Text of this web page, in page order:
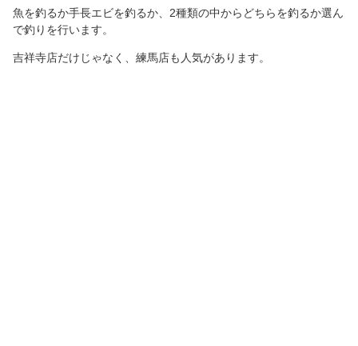
魚を釣るか手長エビを釣るか、2種類の中からどちらを釣るか選ん
で釣りを行います。
吉祥寺店だけじゃなく、練馬店も人気があります。